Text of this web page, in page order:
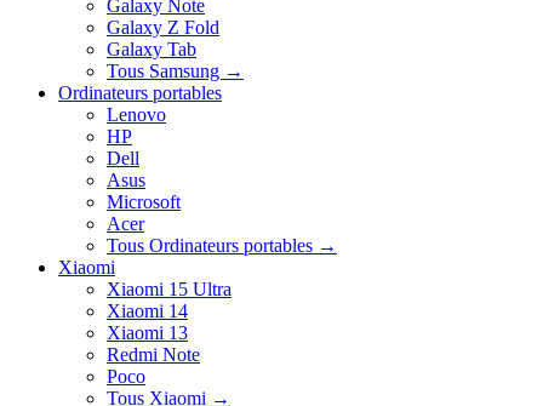
Galaxy Note
Galaxy Z Fold
Galaxy Tab
Tous Samsung →
Ordinateurs portables
Lenovo
HP
Dell
Asus
Microsoft
Acer
Tous Ordinateurs portables →
Xiaomi
Xiaomi 15 Ultra
Xiaomi 14
Xiaomi 13
Redmi Note
Poco
Tous Xiaomi →